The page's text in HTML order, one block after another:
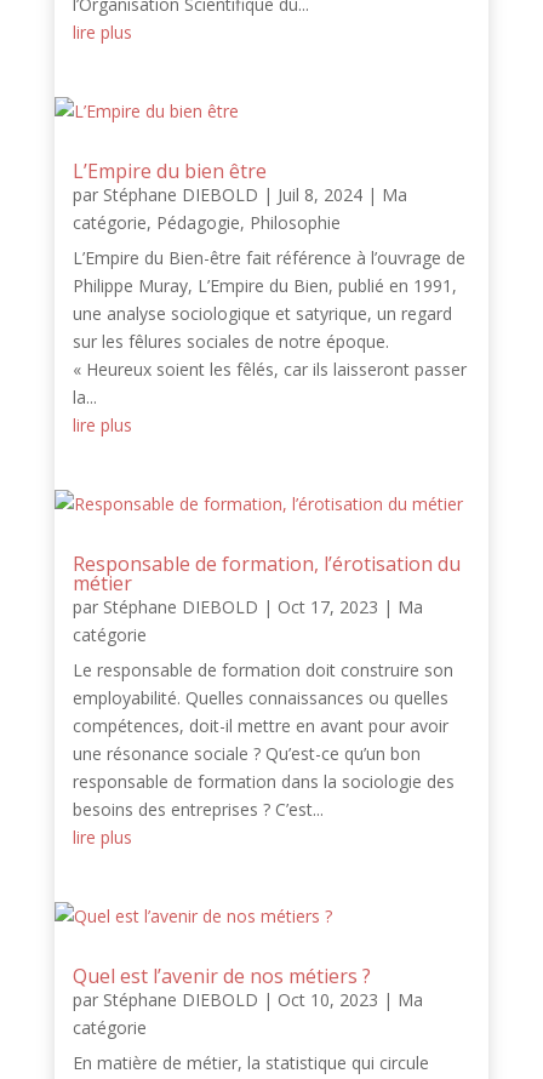
lire plus
L’Empire du bien être
par Stéphane DIEBOLD | Juil 8, 2024| Ma
catégorie, Pédagogie, Philosophie
L’Empire du Bien-être fait référence à l’ouvrage de
Philippe Muray, L’Empire du Bien, publié en 1991,
une analyse sociologique et satyrique, un regard
sur les fêlures sociales de notre époque.
« Heureux soient les fêlés, car ils laisseront passer
la...
lire plus
Responsable de formation, l’érotisation du
métier
par Stéphane DIEBOLD | Oct 17, 2023 | Ma
catégorie
Le responsable de formation doit construire son
employabilité. Quelles connaissances ou quelles
compétences, doit-il mettre en avant pour avoir
une résonance sociale ? Qu’est-ce qu’un bon
responsable de formation dans la sociologie des
besoins des entreprises ? C’est...
lire plus
Quel est l’avenir de nos métiers ?
par Stéphane DIEBOLD | Oct 10, 2023 | Ma
catégorie
En matière de métier, la statistique qui circule